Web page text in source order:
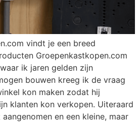
vindt je een breed
Groepenkastkopen.com
ik jaren gelden zijn
bouwen kreeg ik de vraag
kon maken zodat hij
klanten kon verkopen. Uiteraard
en een kleine, maar